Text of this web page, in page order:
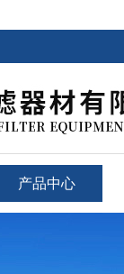
产品中心